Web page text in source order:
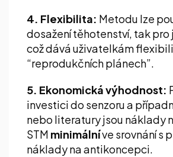
4. Flexibilita: Metodu lze
dosažení těhotenství, tak pro
což dává uživatelkám
“reprodukčních plánech”.
5. Ekonomická výhodnost:
investici do senzoru a
nebo literatury jsou náklady
STM minimálníve srovnání s
náklady na antikoncepci.